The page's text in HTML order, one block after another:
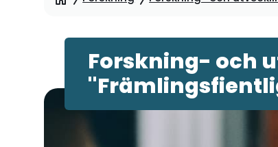
Forskning- och